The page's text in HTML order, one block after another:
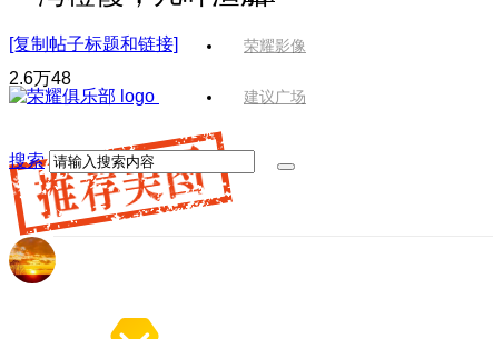
荣耀影像
建议广场
搜索
[复制帖子标题和链接]
2.6万48